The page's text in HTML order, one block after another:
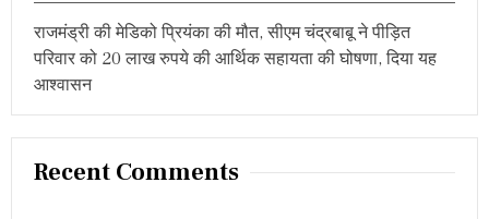
प
पा
राजमंड्री की मेडिको प्रियंका की मौत, सीएम चंद्रबाबू ने पीड़ित
परिवार को 20 लाख रुपये की आर्थिक सहायता की घोषणा, दिया यह
आश्वासन
Recent Comments